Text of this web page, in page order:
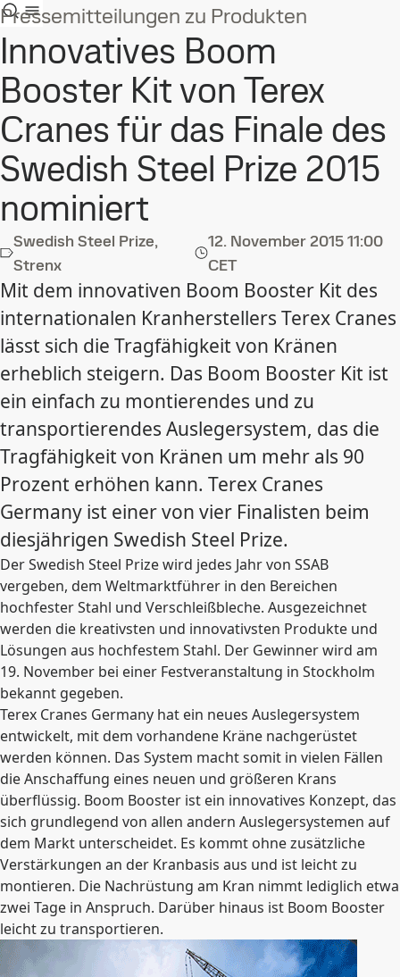
Pressemitteilungen zu Produkten
Innovatives Boom
Booster Kit von Terex
Cranes für das Finale des
Swedish Steel Prize 2015
nominiert
Swedish Steel Prize,
Strenx
12. November 201511:00
CET
Mit dem innovativen Boom Booster Kit des
internationalen Kranherstellers Terex Cranes
lässt sich die Tragfähigkeit von Kränen
erheblich steigern. Das Boom Booster Kit ist
ein einfach zu montierendes und zu
transportierendes Auslegersystem, das die
Tragfähigkeit von Kränen um mehr als 90
Prozent erhöhen kann. Terex Cranes
Germany ist einer von vier Finalisten beim
diesjährigen Swedish Steel Prize.
Der Swedish Steel Prize wird jedes Jahr von SSAB
vergeben, dem Weltmarktführer in den Bereichen
hochfester Stahl und Verschleißbleche. Ausgezeichnet
werden die kreativsten und innovativsten Produkte und
Lösungen aus hochfestem Stahl. Der Gewinner wird am
19. November bei einer Festveranstaltung in Stockholm
bekannt gegeben.
Terex Cranes Germany hat ein neues Auslegersystem
entwickelt, mit dem vorhandene Kräne nachgerüstet
werden können. Das System macht somit in vielen Fällen
die Anschaffung eines neuen und größeren Krans
überflüssig. Boom Booster ist ein innovatives Konzept, das
sich grundlegend von allen andern Auslegersystemen auf
dem Markt unterscheidet. Es kommt ohne zusätzliche
Verstärkungen an der Kranbasis aus und ist leicht zu
montieren. Die Nachrüstung am Kran nimmt lediglich etwa
zwei Tage in Anspruch. Darüber hinaus ist Boom Booster
leicht zu transportieren.